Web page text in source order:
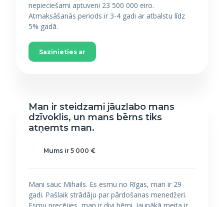
nepieciešami aptuveni 23 500 000 eiro.
Atmaksāšanās periods ir 3-4 gadi ar atbalstu līdz
5% gadā.
Sazinieties ar
Man ir steidzami jāuzlabo mans
dzīvoklis, un mans bērns tiks
atņemts man.
Mums ir 5 000 €
Mani sauc Mihails. Es esmu no Rīgas, man ir 29
gadi. Pašlaik strādāju par pārdošanas menedžeri.